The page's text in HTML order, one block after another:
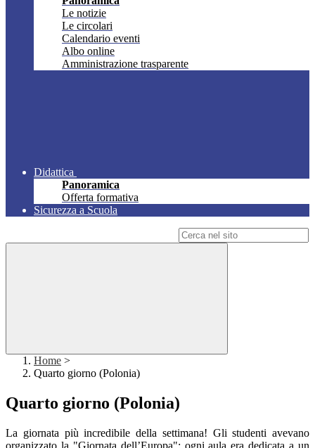
Le notizie
Le circolari
Calendario eventi
Albo online
Amministrazione trasparente
Didattica
Panoramica
Offerta formativa
Sicurezza a Scuola
Home >
Quarto giorno (Polonia)
Quarto giorno (Polonia)
La giornata più incredibile della settimana! Gli studenti avevano